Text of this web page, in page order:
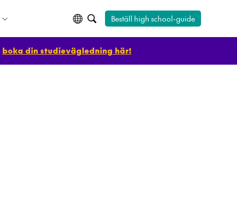
Beställ high school-guide
boka din studievägledning här!